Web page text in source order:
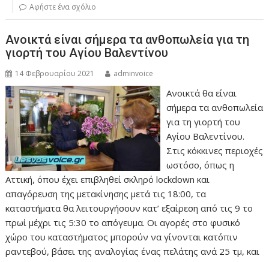
Αφήστε ένα σχόλιο
Ανοικτά είναι σήμερα τα ανθοπωλεία για τη
γιορτή του Αγίου Βαλεντίνου
14 Φεβρουαρίου 2021 adminvoice
Ανοικτά θα είναι
σήμερα τα ανθοπωλεία
για τη γιορτή του
Αγίου Βαλεντίνου.
Στις κόκκινες περιοχές
ωστόσο, όπως η
Αττική, όπου έχει επιβληθεί σκληρό lockdown και
απαγόρευση της μετακίνησης μετά τις 18:00, τα
καταστήματα θα λειτουργήσουν κατ’ εξαίρεση από τις 9 το
πρωί μέχρι τις 5:30 το απόγευμα. Οι αγορές στο φυσικό
χώρο του καταστήματος μπορούν να γίνονται κατόπιν
ραντεβού, βάσει της αναλογίας ένας πελάτης ανά 25 τμ, και